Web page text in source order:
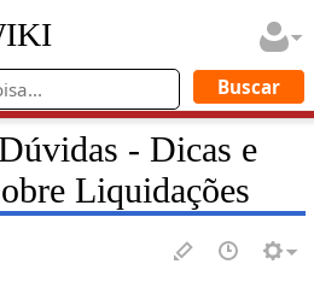
- Dicas e
Liquidações